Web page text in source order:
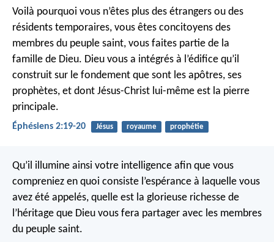
Voilà pourquoi vous n’êtes plus des étrangers ou des
résidents temporaires, vous êtes concitoyens des
membres du peuple saint, vous faites partie de la
famille de Dieu. Dieu vous a intégrés à l’édifice qu’il
construit sur le fondement que sont les apôtres, ses
prophètes, et dont Jésus-Christ lui-même est la pierre
principale.
Éphésiens 2:19-20 Jésus royaume prophétie
Qu’il illumine ainsi votre intelligence afin que vous
compreniez en quoi consiste l’espérance à laquelle vous
avez été appelés, quelle est la glorieuse richesse de
l’héritage que Dieu vous fera partager avec les membres
du peuple saint.